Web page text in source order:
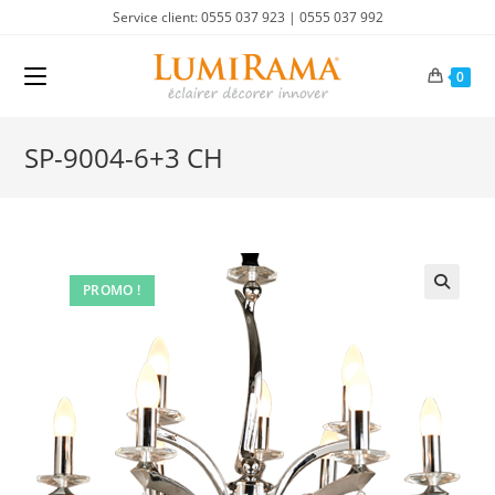
content
Service client: 0555 037 923 | 0555 037 992
0
SP-9004-6+3 CH
PROMO !